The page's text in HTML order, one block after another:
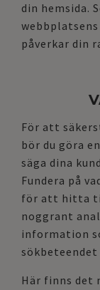
din hemsida.
påverkar din
För att
bör du göra
säga dina
Fundera på
för att hitta
noggrant
information
sökbeteendet
Här finns det